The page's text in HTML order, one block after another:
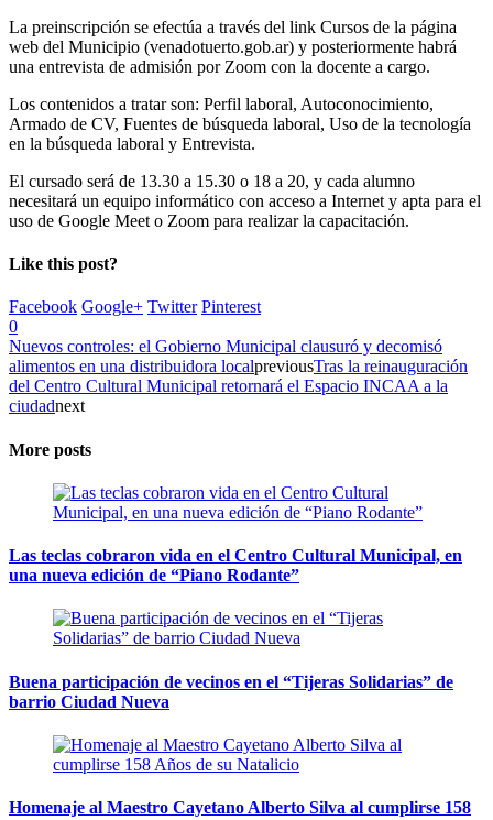
La preinscripción se efectúa a través del link Cursos de la página
web del Municipio (venadotuerto.gob.ar) y posteriormente habrá
una entrevista de admisión por Zoom con la docente a cargo.
Los contenidos a tratar son: Perfil laboral, Autoconocimiento,
Armado de CV, Fuentes de búsqueda laboral, Uso de la tecnología
en la búsqueda laboral y Entrevista.
El cursado será de 13.30 a 15.30 o 18 a 20, y cada alumno
necesitará un equipo informático con acceso a Internet y apta para el
uso de Google Meet o Zoom para realizar la capacitación.
Like this post?
Facebook Google+ Twitter Pinterest
0
Nuevos controles: el Gobierno Municipal clausuró y decomisó
alimentos en una distribuidora localpreviousTras la reinauguración
del Centro Cultural Municipal retornará el Espacio INCAA a la
ciudadnext
More posts
Las teclas cobraron vida en el Centro Cultural Municipal, en
una nueva edición de “Piano Rodante”
Buena participación de vecinos en el “Tijeras Solidarias” de
barrio Ciudad Nueva
Homenaje al Maestro Cayetano Alberto Silva al cumplirse 158